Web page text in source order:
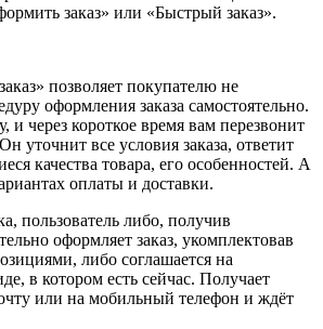
заказ» или «Быстрый заказ».
позволяет покупателю не
оформления заказа самостоятельно.
и через короткое время вам перезвонит
уточнит все условия заказа, ответит
качества товара, его особенностей. А
оплаты и доставки.
пользователь либо, получив
оформляет заказ, укомплектовав
либо соглашается на
в котором есть сейчас. Получает
или на мобильный телефон и ждёт